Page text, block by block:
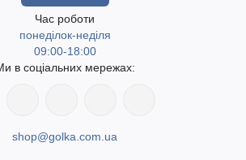
Час роботи
понеділок-неділя
09:00-18:00
в соціальних мережах:
shop@golka.com.ua